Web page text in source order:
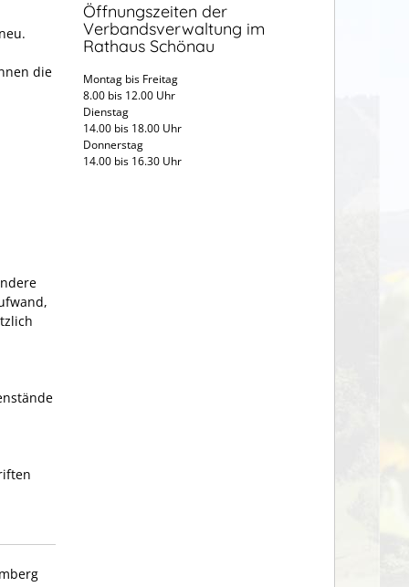
die
Öffnungszeiten der
Verbandsverwaltung im
Rathaus Schönau
Montag bis Freitag
8.00 bis 12.00 Uhr
Dienstag
14.00 bis 18.00 Uhr
Donnerstag
14.00 bis 16.30 Uhr